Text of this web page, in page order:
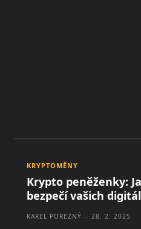
KRYPTOMĚNY
Krypto peněženky:
bezpečí vašich
KAREL POREZNÝ - 28. 2. 2025